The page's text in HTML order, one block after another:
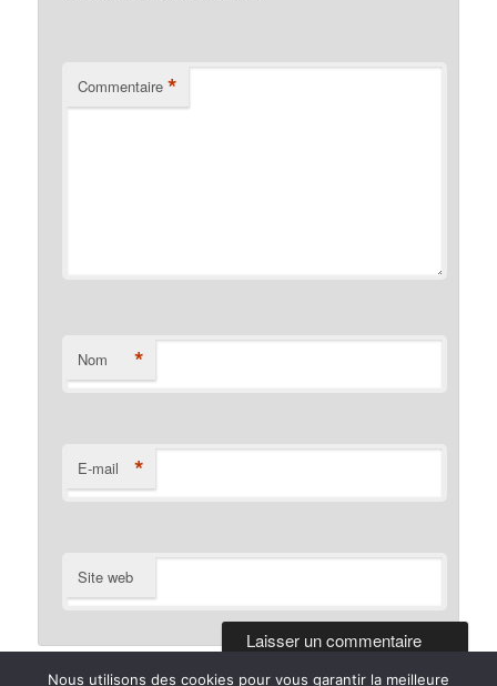
Commentaire *
Nom *
E-mail *
Site web
Nous utilisons des cookies pour vous garantir la meilleure